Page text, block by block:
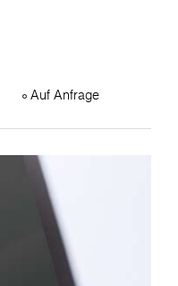
Auf Anfrage